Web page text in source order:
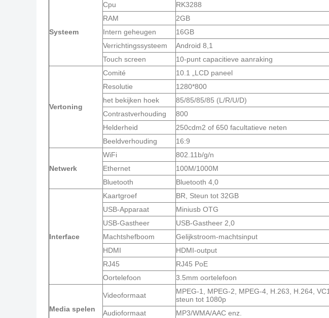
Systeem
Cpu
RK3288
RAM
2GB
Intern geheugen
16GB
Verrichtingssysteem
Android 8,1
Touch screen
10-punt capacitieve aanraking
Vertoning
Comité
10.1 „LCD paneel
Resolutie
1280*800
het bekijken hoek
85/85/85/85 (L/R/U/D)
Contrastverhouding
800
Helderheid
250cdm2 of 650 facultatieve neten
Beeldverhouding
16:9
Netwerk
WiFi
802.11b/g/n
Ethernet
100M/1000M
Bluetooth
Bluetooth 4,0
Interface
Kaartgroef
BR, Steun tot 32GB
USB-Apparaat
Miniusb OTG
USB-Gastheer
USB-Gastheer 2,0
Machtshefboom
Gelijkstroom-machtsinput
HDMI
HDMI-output
RJ45
RJ45 PoE
Oortelefoon
3.5mm oortelefoon
Media spelen
Videoformaat
MPEG-1, MPEG-2, MPEG-4, H.263, H.264,
steun tot 1080p
Audioformaat
MP3/WMA/AAC enz.